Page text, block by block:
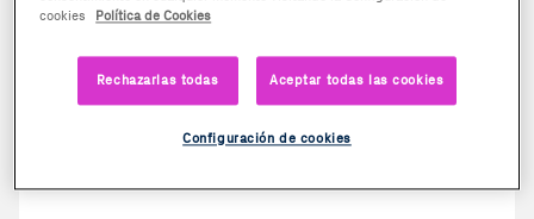
cookies
Política de Cookies
Rechazarlas todas Aceptar todas las cookies
Configuración de cookies